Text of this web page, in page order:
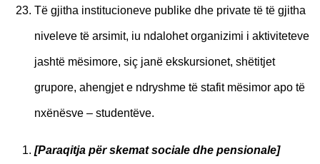
Të gjitha institucioneve publike dhe private të të gjitha
niveleve të arsimit, iu ndalohet organizimi i aktiviteteve
jashtë mësimore, siç janë ekskursionet, shëtitjet
grupore, ahengjet e ndryshme të stafit mësimor apo të
nxënësve – studentëve.
[Paraqitja për skemat sociale dhe pensionale]